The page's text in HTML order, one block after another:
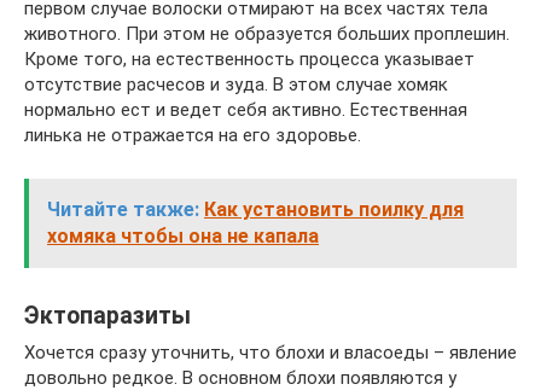
первом случае волоски отмирают на всех частях тела
животного. При этом не образуется больших проплешин.
Кроме того, на естественность процесса указывает
отсутствие расчесов и зуда. В этом случае хомяк
нормально ест и ведет себя активно. Естественная
линька не отражается на его здоровье.
Читайте также: Как установить поилку для
хомяка чтобы она не капала
Эктопаразиты
Хочется сразу уточнить, что блохи и власоеды – явление
довольно редкое. В основном блохи появляются у